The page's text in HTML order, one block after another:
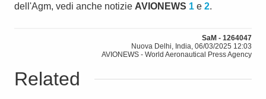
dell'Agm, vedi anche notizie AVIONEWS 1 e 2.
SaM - 1264047
Nuova Delhi, India, 06/03/2025 12:03
AVIONEWS - World Aeronautical Press Agency
Related